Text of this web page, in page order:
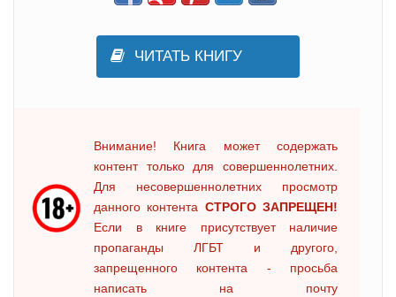
ЧИТАТЬ КНИГУ
Внимание! Книга может содержать
контент только для совершеннолетних.
Для несовершеннолетних просмотр
данного контента СТРОГО ЗАПРЕЩЕН!
Если в книге присутствует наличие
пропаганды ЛГБТ и другого,
запрещенного контента - просьба
написать на почту